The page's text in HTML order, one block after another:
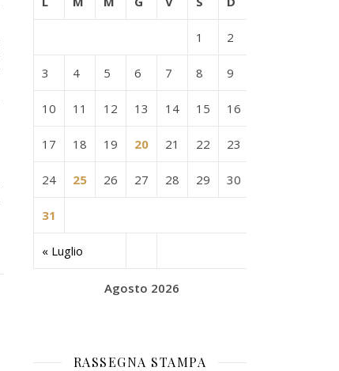
Agosto 2026
« Luglio
1 2
3 4 5 6 7 8 9
10 11 12 13 14 15 16
17 18 19 20 21 22 23
24 25 26 27 28 29 30
31
RASSEGNA STAMPA